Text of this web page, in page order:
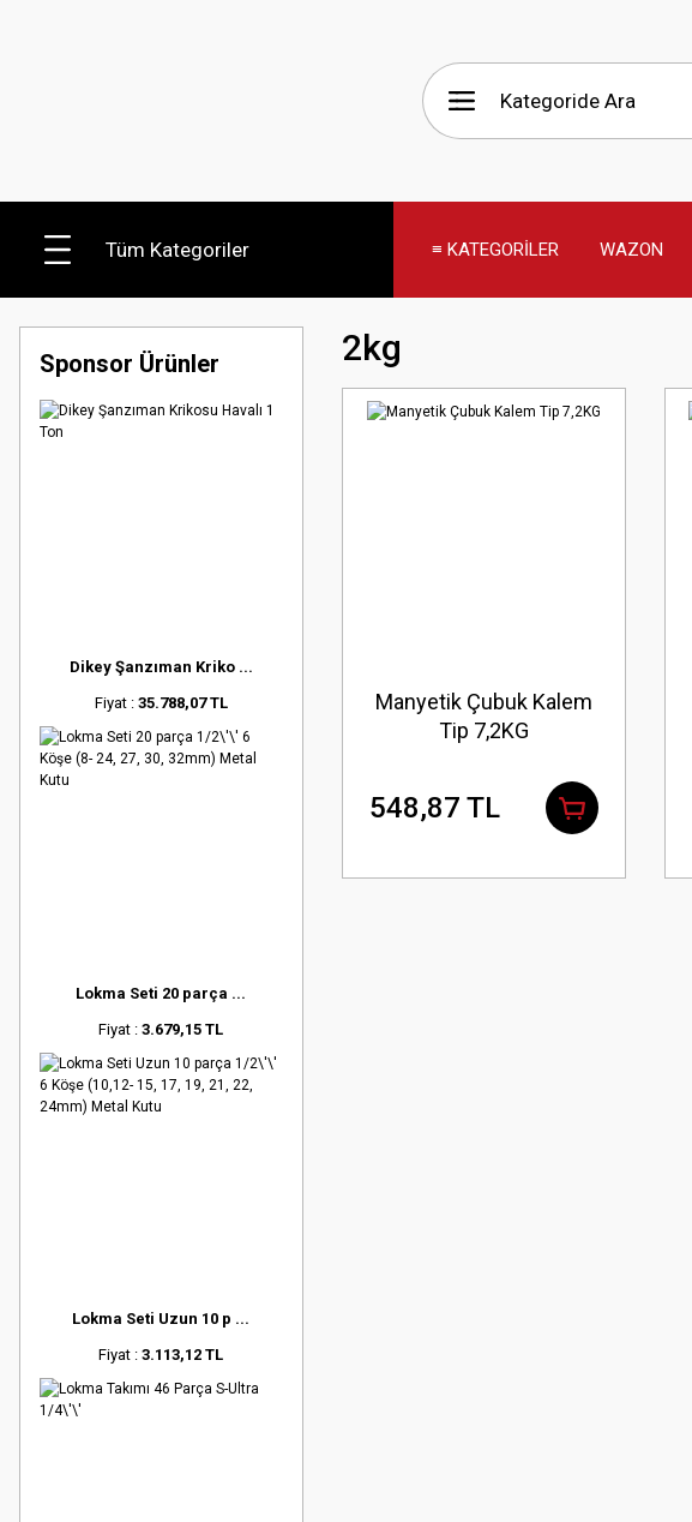
Tüm Kategoriler ≡ KATEGORİLER WAZON
Sponsor Ürünler
Dikey Şanzıman Kriko ...
Fiyat : 35.788,07 TL
Lokma Seti 20 parça ...
Fiyat :3.679,15 TL
Lokma Seti Uzun 10 p ...
Fiyat :3.113,12 TL
2kg
Manyetik Çubuk Kalem
Tip 7,2KG
548,87 TL